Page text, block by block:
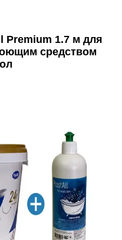
Premium 1.7 м для
средством